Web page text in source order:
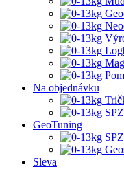
Na objednávku
GeoTuning
Sleva